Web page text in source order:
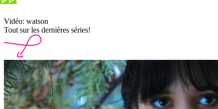
Vidéo: watson
Tout sur les dernières séries!